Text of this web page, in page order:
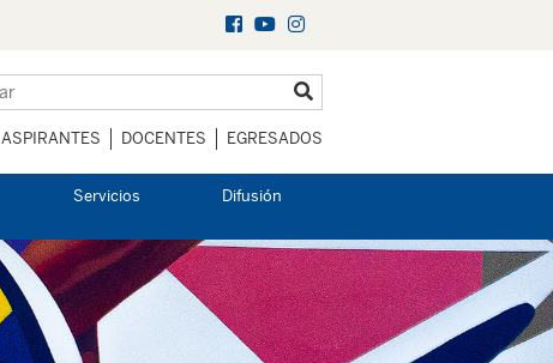
ASPIRANTES DOCENTES EGRESADOS
Servicios Difusión